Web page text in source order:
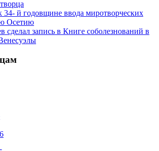
й годовщине ввода миротворческих
Осетию
сделал запись в Книге соболезнований в